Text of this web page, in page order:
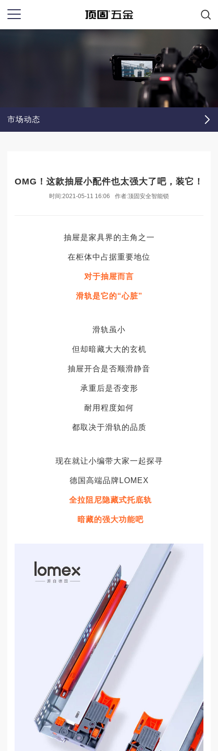
市场动态
OMG！这款抽屉小配件也太强大了吧，装它！
时间:2021-05-11 16:06 作者:顶固安全智能锁
抽屉是家具界的主角之一
在柜体中占据重要地位
对于抽屉而言
滑轨是它的“心脏”
滑轨虽小
但却暗藏大大的玄机
抽屉开合是否顺滑静音
承重后是否变形
耐用程度如何
都取决于滑轨的品质
现在就让小编带大家一起探寻
德国高端品牌 LOMEX
全拉阻尼隐藏式托底轨
暗藏的强大功能吧